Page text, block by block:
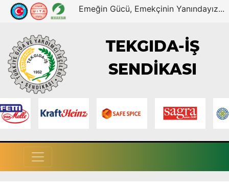
Emeğin Gücü, Emekçinin Yanındayız...
TEKGIDA-İŞ
SENDİKASI